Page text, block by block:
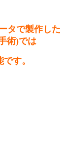
タで製作した
術)では
す。